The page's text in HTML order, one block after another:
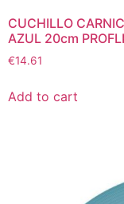
CUCHILLO
AZUL 20cm
€14.61
Add to cart